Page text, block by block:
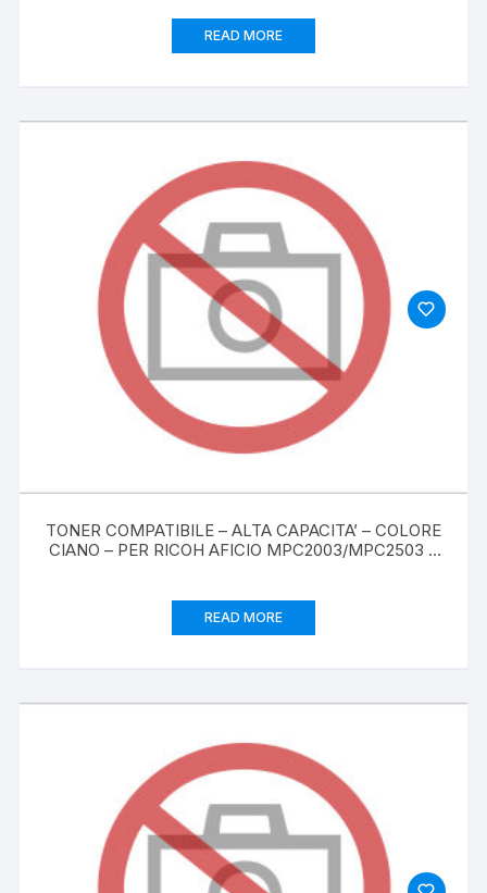
READ MORE
TONER COMPATIBILE – ALTA CAPACITA’ – COLORE
CIANO – PER RICOH AFICIO MPC2003/MPC2503 –
READ MORE